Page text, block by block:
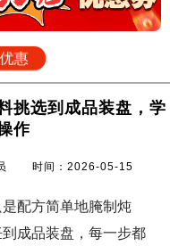
惠
挑选到成品装盘，学
作
时间：2026-05-15
配方简单地腌制炖
成品装盘，每一步都